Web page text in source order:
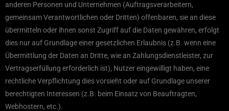
anderen Personen und Unternehmen (Auftragsverarbeitern,
gemeinsam Verantwortlichen oder Dritten) offenbaren, sie an diese
übermitteln oder ihnen sonst Zugriff auf die Daten gewähren, erfolgt
dies nur auf Grundlage einer gesetzlichen Erlaubnis (z.B. wenn eine
Übermittlung der Daten an Dritte, wie an Zahlungsdienstleister, zur
Vertragserfüllung erforderlich ist), Nutzer eingewilligt haben, eine
rechtliche Verpflichtung dies vorsieht oder auf Grundlage unserer
berechtigten Interessen (z.B. beim Einsatz von Beauftragten,
Webhostern, etc.).